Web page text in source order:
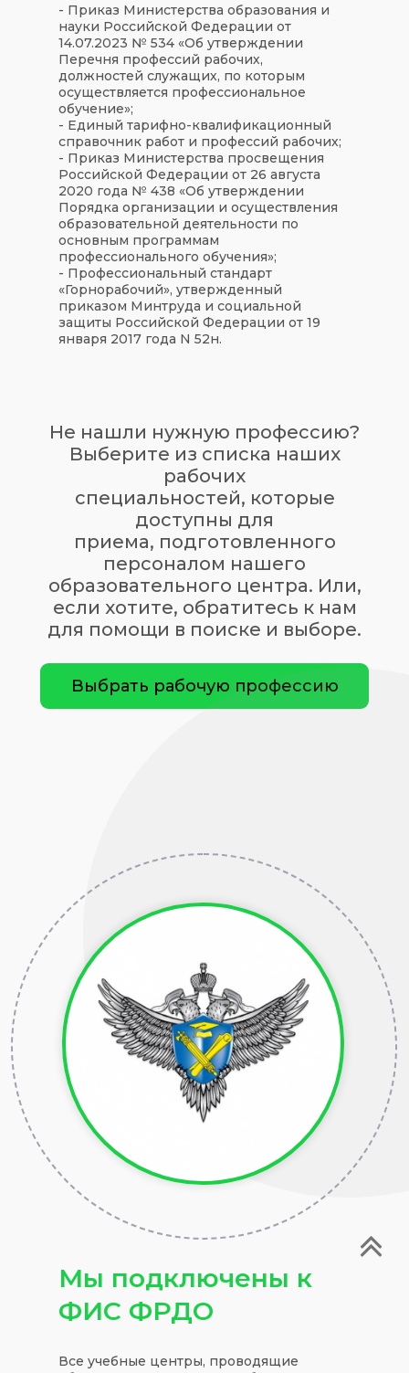
- Приказ Министерства образования и
науки Российской Федерации от
14.07.2023 № 534 «Об утверждении
Перечня профессий рабочих,
должностей служащих, по которым
осуществляется профессиональное
обучение»;
- Единый тарифно-квалификационный
справочник работ и профессий рабочих;
- Приказ Министерства просвещения
Российской Федерации от 26 августа
2020 года № 438 «Об утверждении
Порядка организации и осуществления
образовательной деятельности по
основным программам
профессионального обучения»;
- Профессиональный стандарт
«Горнорабочий», утвержденный
приказом Минтруда и социальной
защиты Российской Федерации от 19
января 2017 года N 52н.
Не нашли нужную профессию?
Выберите из списка наших
рабочих
специальностей, которые
доступны для
приема, подготовленного
персоналом нашего
образовательного центра. Или,
если хотите, обратитесь к нам
для помощи в поиске и выборе.
Выбрать рабочую профессию
Все учебные центры, проводящие
Мы подключены к
ФИС ФРДО